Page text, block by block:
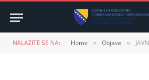
NALAZITE SE NA: Home » Objave » JAVNI POZIV –